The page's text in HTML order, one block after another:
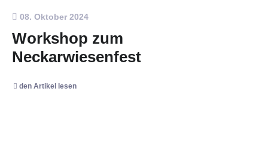
08. Oktober 2024
Workshop zum
Neckarwiesenfest
den Artikel lesen